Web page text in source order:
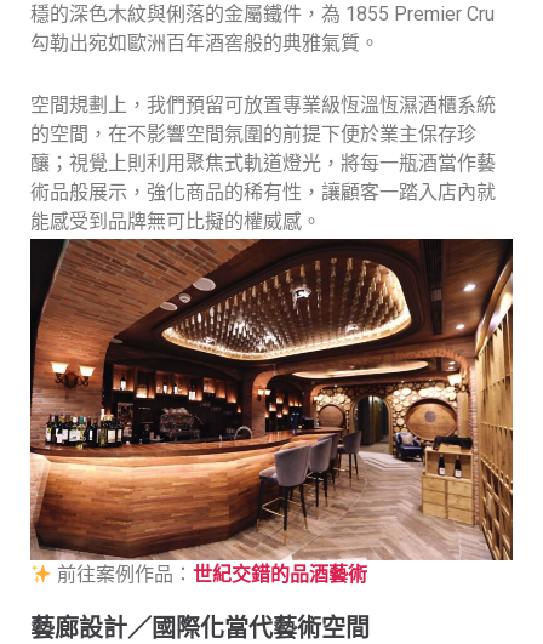
穩的深色木紋與俐落的金屬鐵件，為 1855 Premier Cru
勾勒出宛如歐洲百年酒窖般的典雅氣質。
空間規劃上，我們預留可放置專業級恆溫恆濕酒櫃系統
的空間，在不影響空間氛圍的前提下便於業主保存珍
釀；視覺上則利用聚焦式軌道燈光，將每一瓶酒當作藝
術品般展示，強化商品的稀有性，讓顧客一踏入店內就
能感受到品牌無可比擬的權威感。
前往案例作品：世紀交錯的品酒藝術
藝廊設計／國際化當代藝術空間